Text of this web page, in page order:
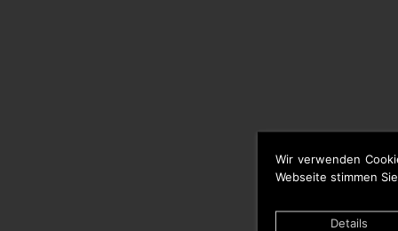
Wir verwenden
Webseite stimmen
Details